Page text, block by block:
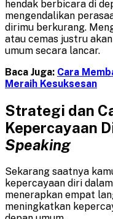
hendak berbicara di
mengendalikan
dirimu berkurang.
atau cemas justru
umum secara lancar.
Baca Juga: Cara
Meraih Kesuksesan
Strategi dan
Kepercayaan
Speaking
Sekarang saatnya
kepercayaan diri dalam
menerapkan empat
meningkatkan